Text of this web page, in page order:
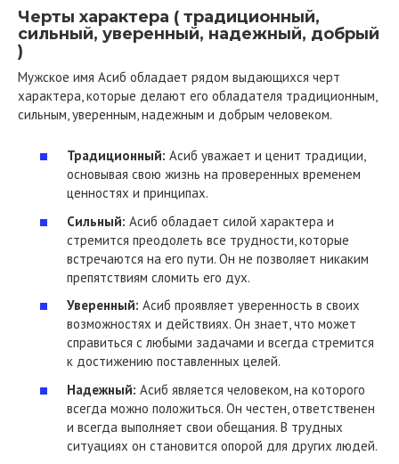
Черты характера ( традиционный,
сильный, уверенный, надежный, добрый
)
Мужское имя Асиб обладает рядом выдающихся черт
характера, которые делают его обладателя традиционным,
сильным, уверенным, надежным и добрым человеком.
Традиционный: Асиб уважает и ценит традиции,
основывая свою жизнь на проверенных временем
ценностях и принципах.
Сильный: Асиб обладает силой характера и
стремится преодолеть все трудности, которые
встречаются на его пути. Он не позволяет никаким
препятствиям сломить его дух.
Уверенный: Асиб проявляет уверенность в своих
возможностях и действиях. Он знает, что может
справиться с любыми задачами и всегда стремится
к достижению поставленных целей.
Надежный: Асиб является человеком, на которого
всегда можно положиться. Он честен, ответственен
и всегда выполняет свои обещания. В трудных
ситуациях он становится опорой для других людей.